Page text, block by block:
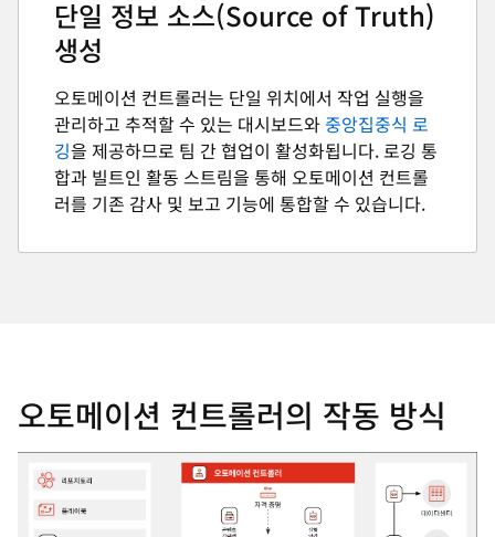
단일 정보 소스(Source of Truth)
생성
오토메이션 컨트롤러는 단일 위치에서 작업 실행을
관리하고 추적할 수 있는 대시보드와중앙집중식 로
깅을 제공하므로 팀 간 협업이 활성화됩니다. 로깅 통
합과 빌트인 활동 스트림을 통해 오토메이션 컨트롤
러를 기존 감사 및 보고 기능에 통합할 수 있습니다.
오토메이션 컨트롤러의 작동 방식